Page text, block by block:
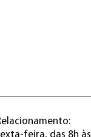
feira, das 8h às